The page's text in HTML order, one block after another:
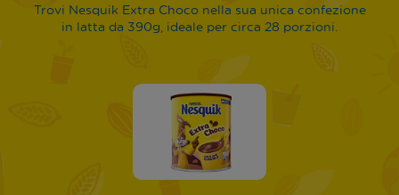
Trovi Nesquik Extra Choco nella sua unica confezione
in latta da 390g, ideale per circa 28 porzioni.